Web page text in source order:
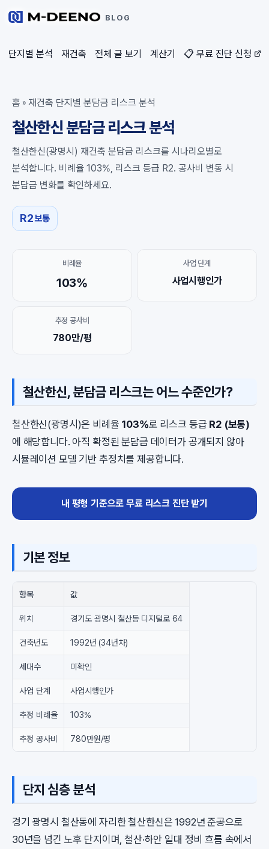
BLOG
단지별 분석 재건축 전체 글 보기 계산기 📋 무료 진단 신청
홈 » 재건축 단지별 분담금 리스크 분석
철산한신 분담금 리스크 분석
철산한신(광명시) 재건축 분담금 리스크를 시나리오별로
분석합니다. 비례율 103%, 리스크 등급 R2. 공사비 변동 시
분담금 변화를 확인하세요.
R2보통
비례율
103%
사업 단계
사업시행인가
추정 공사비
780만/평
철산한신, 분담금 리스크는 어느 수준인가?
철산한신(광명시)은 비례율 103%로 리스크 등급 R2 (보통)
에 해당합니다. 아직 확정된 분담금 데이터가 공개되지 않아
시뮬레이션 모델 기반 추정치를 제공합니다.
내 평형 기준으로 무료 리스크 진단 받기
기본 정보
항목 값
위치 경기도 광명시 철산동 디지털로 64
건축년도 1992년 (34년차)
세대수 미확인
사업 단계 사업시행인가
추정 비례율 103%
추정 공사비 780만원/평
단지 심층 분석
경기 광명시 철산동에 자리한 철산한신은 1992년 준공으로
30년을 넘긴 노후 단지이며, 철산·하안 일대 정비 흐름 속에서